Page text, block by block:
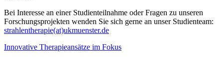
Bei Interesse an einer Studienteilnahme oder Fragen zu unseren
Forschungsprojekten wenden Sie sich gerne an unser Studienteam:
strahlentherapie(at)ukmuenster.de
Innovative Therapieansätze im Fokus